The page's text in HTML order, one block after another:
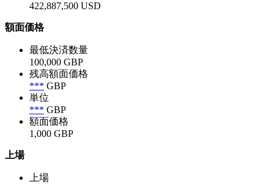
422,887,500 USD
額面価格
最低決済数量
100,000 GBP
残高額面価格
*** GBP
単位
*** GBP
額面価格
1,000 GBP
上場
上場